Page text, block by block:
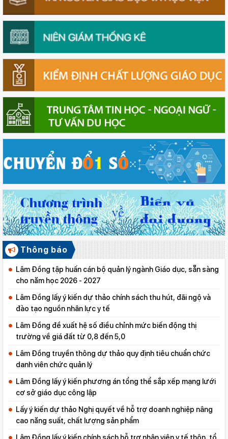
Thông báo
Lâm Đồng tập huấn cán bộ quản lý ngành Giáo dục, sẵn sàng
cho năm học 2026 - 2027
Lâm Đồng lấy ý kiến dự thảo chính sách thu hút, đãi ngộ và
đào tạo nguồn nhân lực y tế
Lâm Đồng đề xuất hệ số điều chỉnh mức biến động thị
trường về giá đất từ 0,8 đến 5,0
Lâm Đồng truyền thông dự thảo quy định tiêu chuẩn chức
danh viên chức quản lý
Lâm Đồng lấy ý kiến phương án tổng thể sắp xếp mạng lưới
cơ sở giáo dục công lập
Lấy ý kiến dự thảo Nghị quyết về hỗ trợ doanh nghiệp nâng
cao năng suất, chất lượng sản phẩm